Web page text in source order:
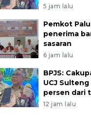
5 jam lalu
Pemkot
penerima
sasaran
6 jam lalu
BPJS:
UCJ
persen dari
12 jam lalu